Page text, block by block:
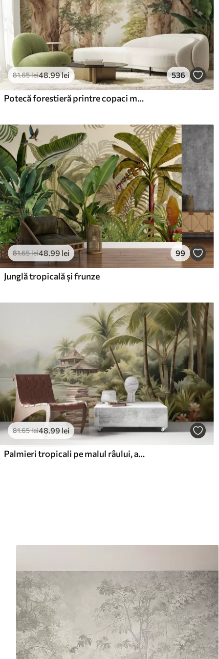
81.65lei48.99lei 536
Potecă forestieră printre copaci maiestuoși, în stil acuarelă
81.65lei48 .99 lei 99
Junglă tropicală și frunze
81.65lei48.99 lei
Palmieri tropicali pe malul râului, acuarelă